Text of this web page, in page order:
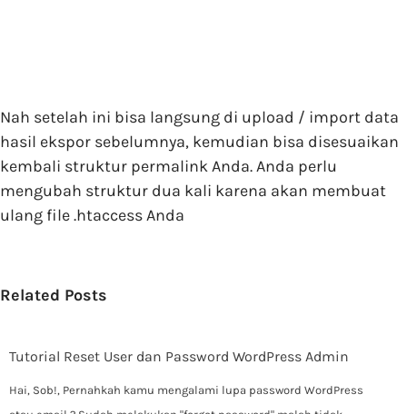
Nah setelah ini bisa langsung di upload / import data
hasil ekspor sebelumnya, kemudian bisa disesuaikan
kembali struktur permalink Anda. Anda perlu
mengubah struktur dua kali karena akan membuat
ulang file .htaccess Anda
Related Posts
Tutorial Reset User dan Password WordPress Admin
Hai, Sob!, Pernahkah kamu mengalami lupa password WordPress